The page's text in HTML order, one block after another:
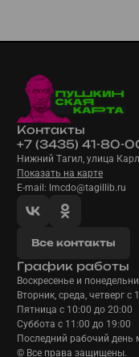
© Все права защищены.
Контакты
+7 (3435) 41-80-
Нижний Тагил, улица
Показать на карте
E-mail: lmcdo@tagillib.ru
Все контакты
График работы
Воскресенье и
Вторник, среда, четверг с
Пятница с 10:00 до 20:00
Суббота с 11:00 до 19:00
Последний рабочий день